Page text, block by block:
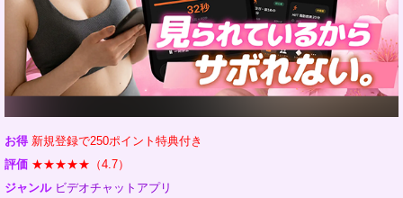
お得 新規登録で250ポイント特典付き
評価 ★★★★★（4.7）
ジャンル ビデオチャットアプリ